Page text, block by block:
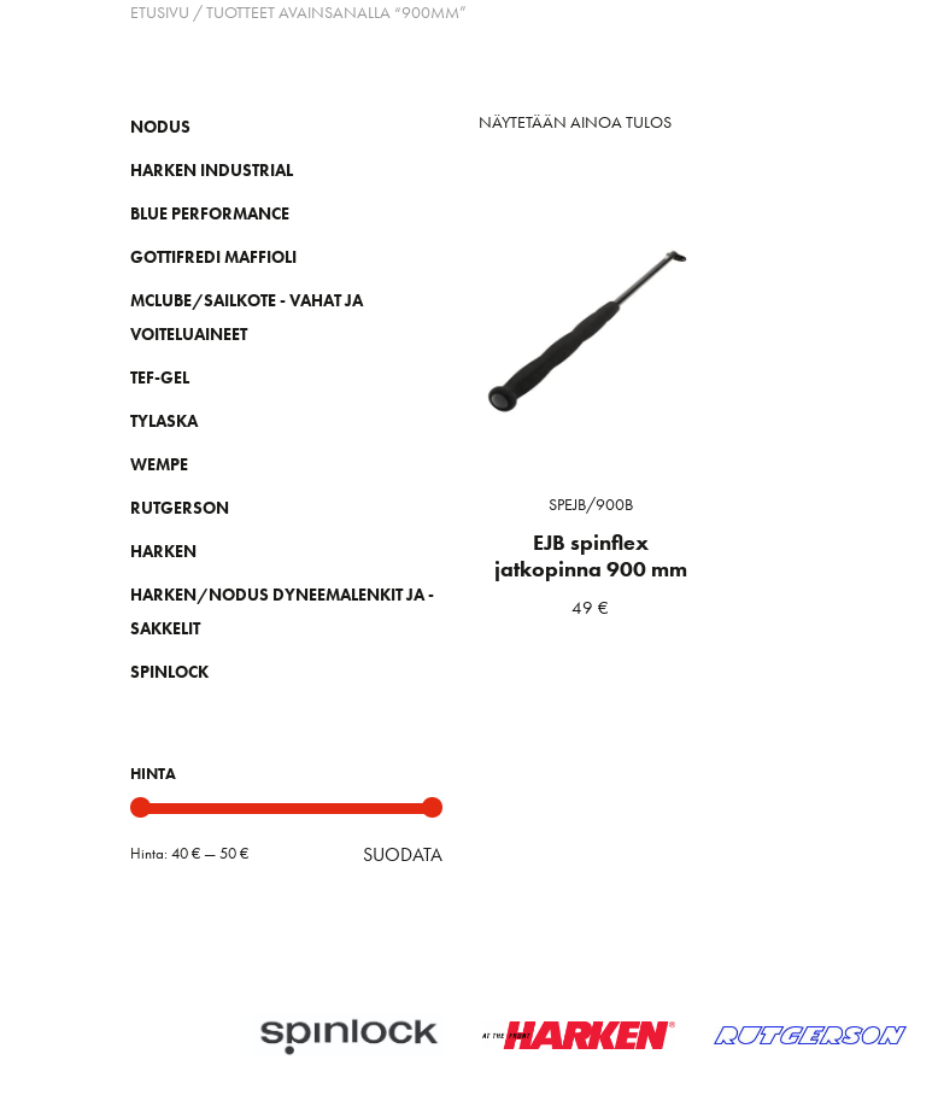
ETUSIVU / TUOTTEET AVAINSANALLA “900MM”
NODUS
HARKEN INDUSTRIAL
BLUE PERFORMANCE
GOTTIFREDI MAFFIOLI
MCLUBE/SAILKOTE - VAHAT JA
VOITELUAINEET
TEF-GEL
TYLASKA
WEMPE
RUTGERSON
HARKEN
HARKEN/NODUS DYNEEMALENKIT JA -
SAKKELIT
SPINLOCK
HINTA
Minimihinta
Maksimihinta
SUODATA
Hinta: 40 €—50 €
NÄYTETÄÄN AINOA TULOS
SPEJB/900B
EJB spinflex
jatkopinna 900 mm
49€